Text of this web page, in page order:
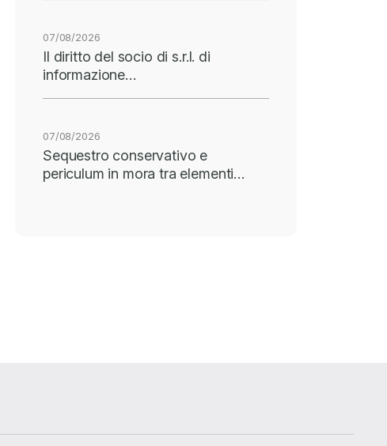
07/08/2026
Il diritto del socio di s.r.l. di
informazione…
07/08/2026
Sequestro conservativo e
periculum in mora tra elementi…